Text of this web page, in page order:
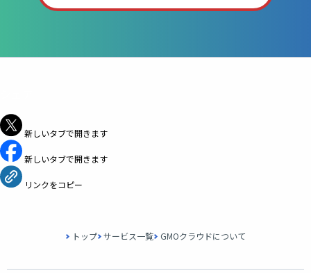
新しいタブで開きます
新しいタブで開きます
リンクをコピー
トップ サービス一覧 GMOクラウドについて